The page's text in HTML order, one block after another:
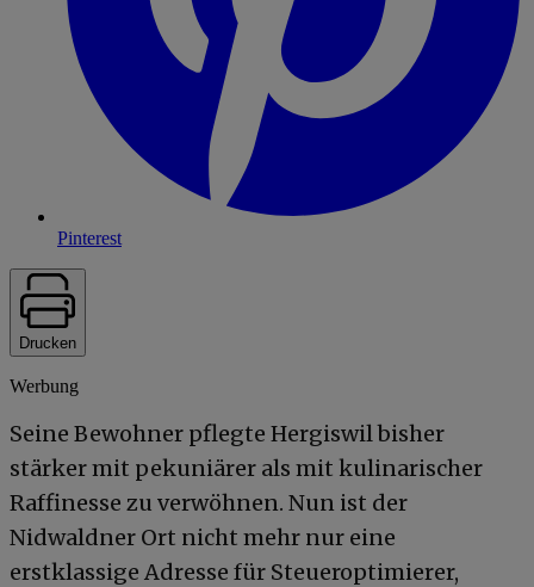
Pinterest
Drucken
Werbung
Seine Bewohner pflegte Hergiswil bisher
stärker mit pekuniärer als mit kulinarischer
Raffinesse zu verwöhnen. Nun ist der
Nidwaldner Ort nicht mehr nur eine
erstklassige Adresse für Steueroptimierer,